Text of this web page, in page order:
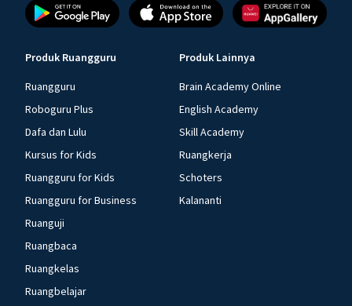
Produk Ruangguru
Ruangguru
Roboguru Plus
Dafa dan Lulu
Kursus for Kids
Ruangguru for Kids
Ruangguru for Business
Ruanguji
Ruangbaca
Ruangkelas
Ruangbelajar
Produk Lainnya
Brain Academy Online
English Academy
Skill Academy
Ruangkerja
Schoters
Kalananti